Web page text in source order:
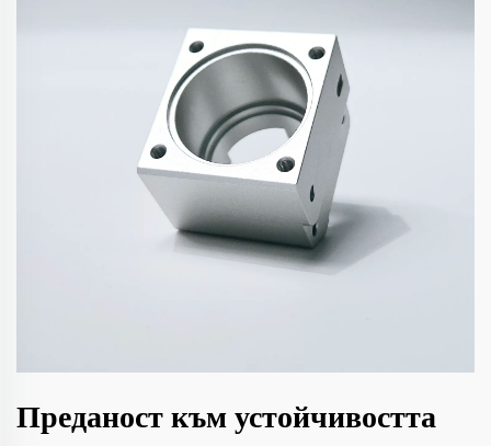
Преданост към устойчивостта